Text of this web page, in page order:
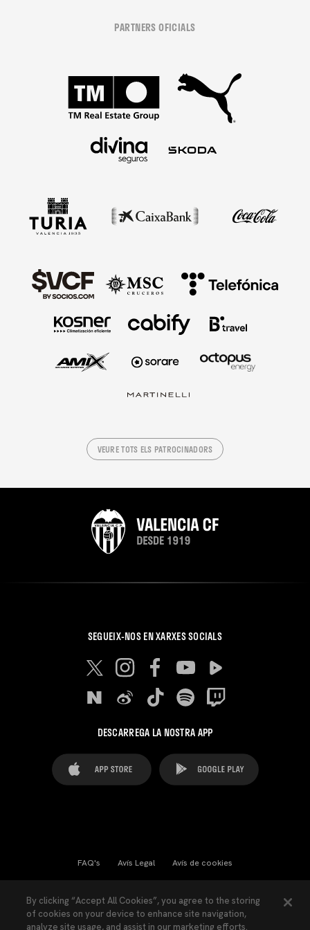
PARTNERS OFICIALS
VEURE TOTS ELS PATROCINADORS
SEGUEIX-NOS EN XARXES SOCIALS
DESCARREGA LA NOSTRA APP
FAQ's Avís Legal Avís de cookies
Llei de Transparència Política de Privacitat
By clicking “Accept All Cookies”, you agree to the storing
of cookies on your device to enhance site navigation,
analyze site usage, and assist in our marketing efforts.